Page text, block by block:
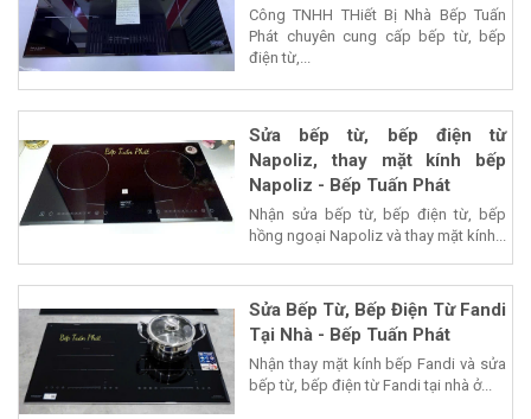
Công TNHH THiết Bị Nhà Bếp Tuấn
Phát chuyên cung cấp bếp từ, bếp
điện từ,...
Sửa bếp từ, bếp điện từ
Napoliz, thay mặt kính bếp
Napoliz - Bếp Tuấn Phát
Nhận sửa bếp từ, bếp điện từ, bếp
hồng ngoại Napoliz và thay mặt kính...
Sửa Bếp Từ, Bếp Điện Từ Fandi
Tại Nhà - Bếp Tuấn Phát
Nhận thay mặt kính bếp Fandi và sửa
bếp từ, bếp điện từ Fandi tại nhà ở...